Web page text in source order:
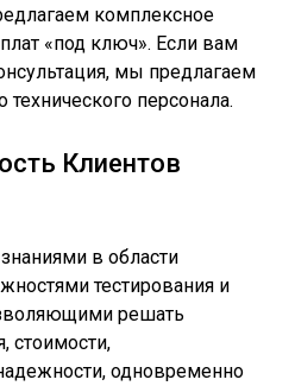
комплексное
«под ключ». Если вам
мы предлагаем
персонала.
Клиентов
в области
тестирования и
решать
стоимости,
одновременно